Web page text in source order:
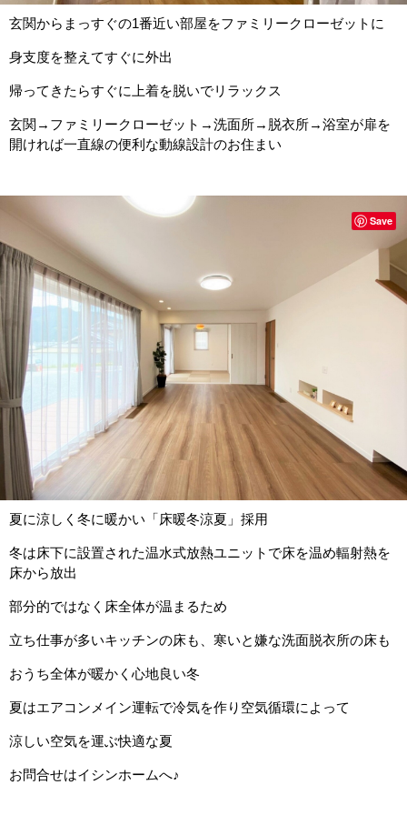
玄関からまっすぐの1番近い部屋をファミリークローゼットに
身支度を整えてすぐに外出
帰ってきたらすぐに上着を脱いでリラックス
玄関→ファミリークローゼット→洗面所→脱衣所→浴室が扉を
開ければ一直線の便利な動線設計のお住まい
夏に涼しく冬に暖かい「床暖冬涼夏」採用
冬は床下に設置された温水式放熱ユニットで床を温め輻射熱を
床から放出
部分的ではなく床全体が温まるため
立ち仕事が多いキッチンの床も、寒いと嫌な洗面脱衣所の床も
おうち全体が暖かく心地良い冬
夏はエアコンメイン運転で冷気を作り空気循環によって
涼しい空気を運ぶ快適な夏
お問合せはイシンホームへ♪
Save